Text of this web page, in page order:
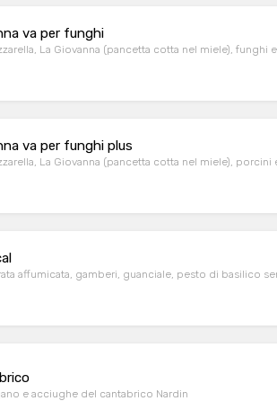
va per funghi
La Giovanna (pancetta cotta nel miele), funghi
va per funghi plus
La Giovanna (pancetta cotta nel miele), porcini
affumicata, gamberi, guanciale, pesto di basilico
e acciughe del cantabrico Nardin